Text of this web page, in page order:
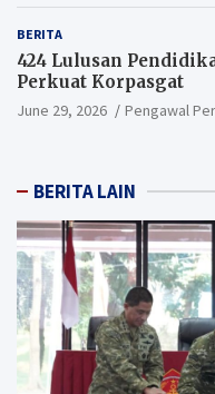
BERITA
424 Lulusan
Perkuat Korpasgat
June 29, 2026 Pengawal
BERITA LAIN